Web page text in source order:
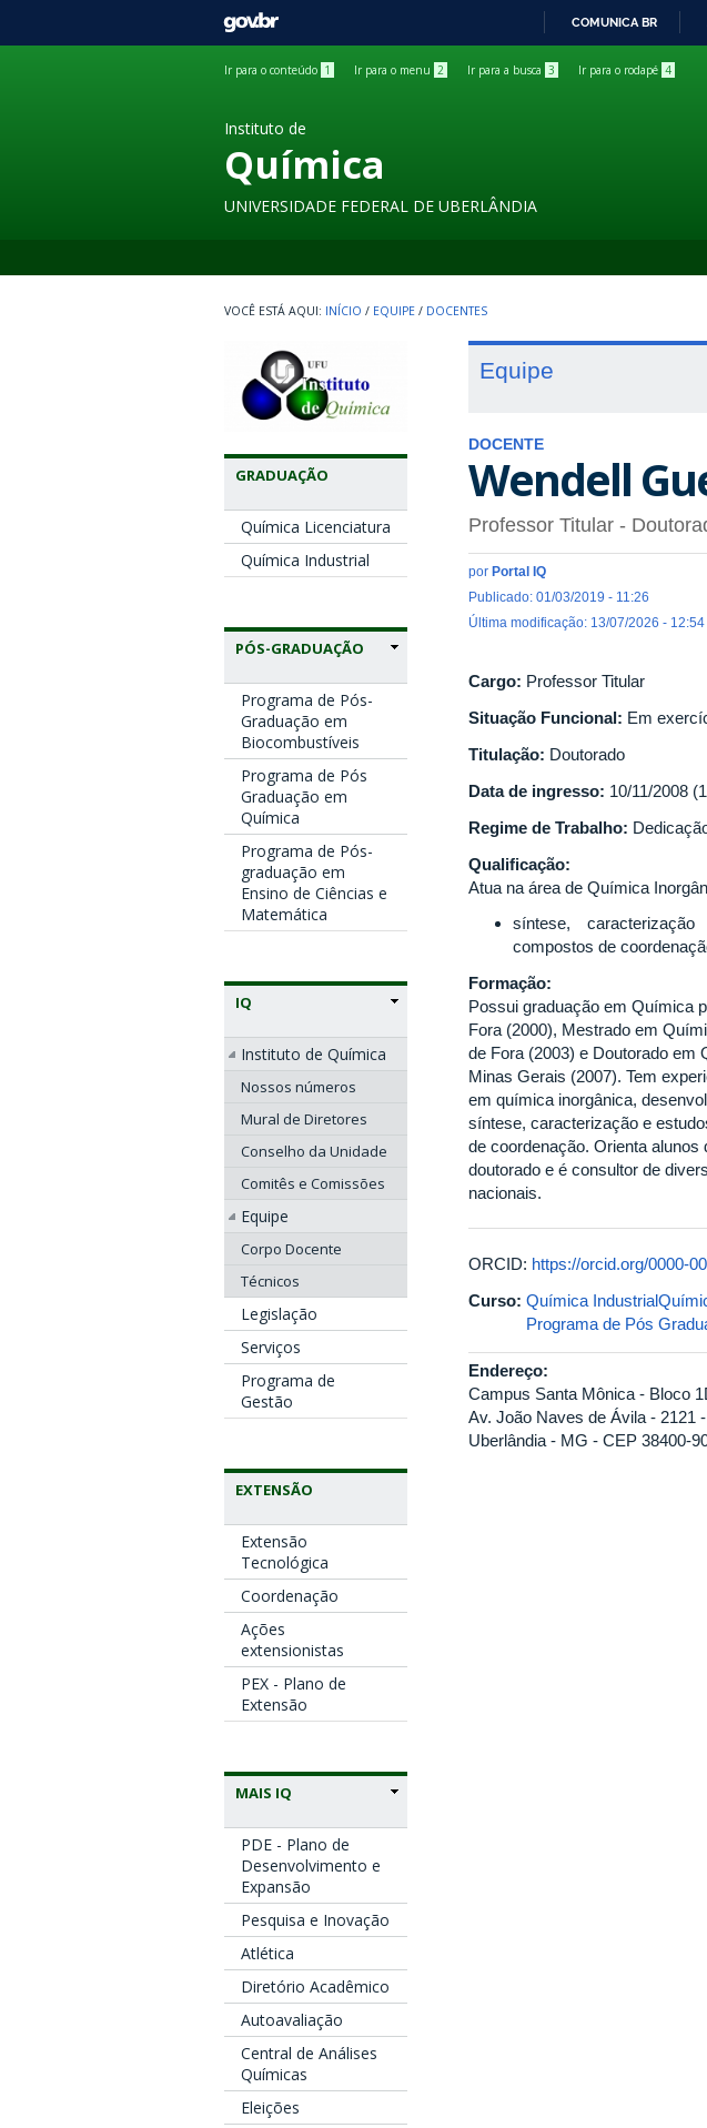
GOVBR
COMUNICA BR
Ir para o conteúdo 1 Ir para o menu 2 Ir para a busca 3 Ir para o rodapé 4
Instituto de
Química
UNIVERSIDADE FEDERAL DE UBERLÂNDIA
INÍCIO / EQUIPE / DOCENTES
GRADUAÇÃO
Química Licenciatura
Química Industrial
PÓS-GRADUAÇÃO
Programa de Pós-
Graduação em
Biocombustíveis
Programa de Pós
Graduação em
Química
Programa de Pós-
graduação em
Ensino de Ciências e
Matemática
IQ
Instituto de Química
Nossos números
Mural de Diretores
Conselho da Unidade
Comitês e Comissões
Equipe
Corpo Docente
Técnicos
Legislação
Serviços
Programa de
Gestão
EXTENSÃO
Extensão
Tecnológica
Coordenação
Ações
extensionistas
PEX - Plano de
Extensão
MAIS IQ
PDE - Plano de
Desenvolvimento e
Expansão
Pesquisa e Inovação
Atlética
Diretório Acadêmico
Autoavaliação
Central de Análises
Químicas
Eleições
Equipe
DOCENTE
Wendell
Professor Titular -
por Portal IQ
Publicado: 01/03/2019 - 11:26
Última modificação: 13/07/2026 - 12:54
Cargo: Professor Titular
Situação Funcional: Em
Titulação: Doutorado
Data de ingresso: 10/11/2008
Regime de Trabalho:
Qualificação:
Atua na área de Química
síntese,
compostos de
Formação:
Possui graduação em Química
Fora (2000), Mestrado em
de Fora (2003) e Doutorado em
Minas Gerais (2007). Tem
em química inorgânica,
síntese, caracterização e
de coordenação. Orienta
doutorado e é consultor de
nacionais.
ORCID: https://orcid.org/0000-
Curso: Química Industrial
Programa de Pós
Endereço:
Campus Santa Mônica - Bloco
Av. João Naves de Ávila - 2121
Uberlândia - MG - CEP 38400-